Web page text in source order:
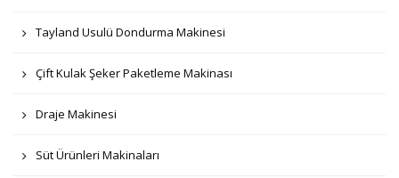
Tayland Usulü Dondurma Makinesi
Çift Kulak Şeker Paketleme Makinası
Draje Makinesi
Süt Ürünleri Makinaları